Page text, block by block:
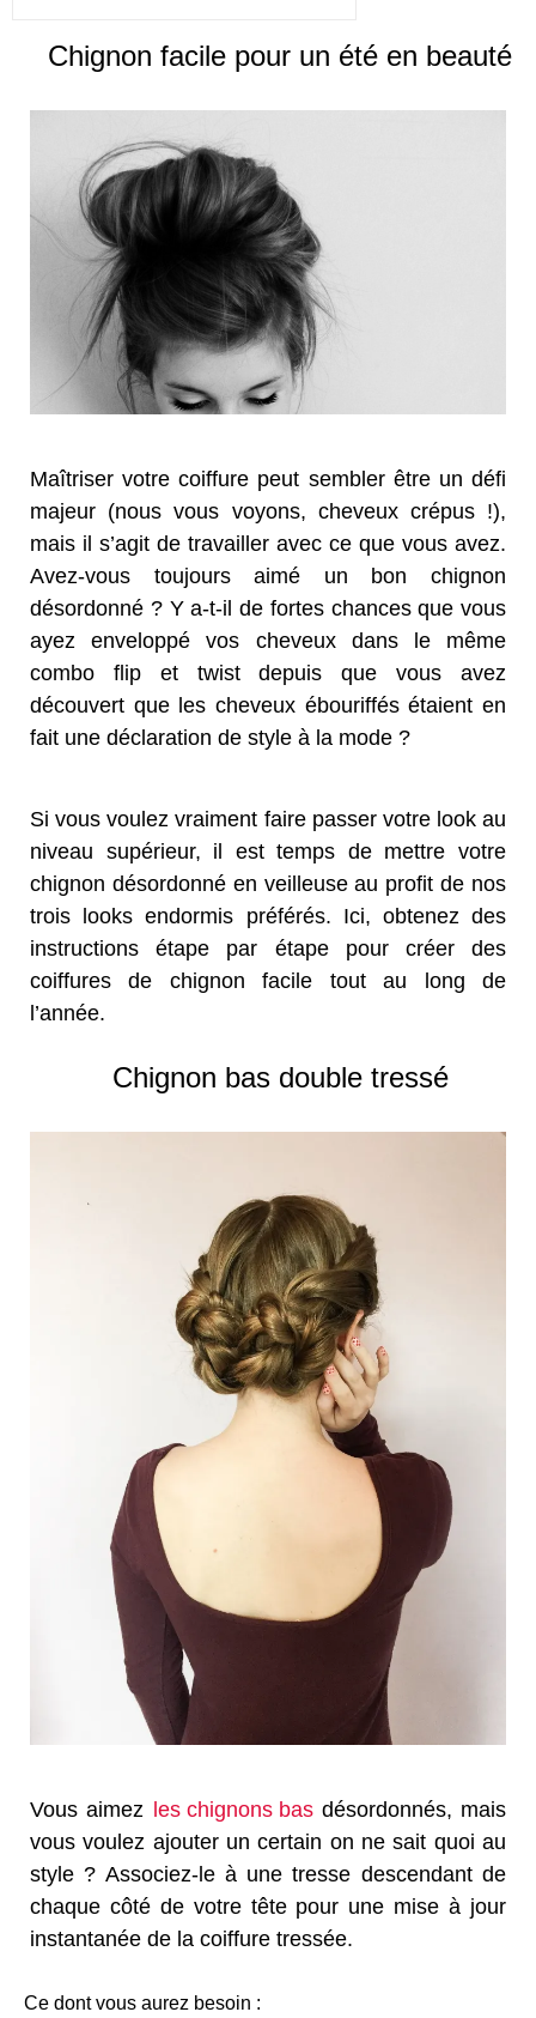
Chignon facile pour un été en beauté
Maîtriser votre coiffure peut sembler être un défi
majeur (nous vous voyons, cheveux crépus !),
mais il s’agit de travailler avec ce que vous avez.
Avez-vous toujours aimé un bon chignon
désordonné ? Y a-t-il de fortes chances que vous
ayez enveloppé vos cheveux dans le même
combo flip et twist depuis que vous avez
découvert que les cheveux ébouriffés étaient en
fait une déclaration de style à la mode ?
Si vous voulez vraiment faire passer votre look au
niveau supérieur, il est temps de mettre votre
chignon désordonné en veilleuse au profit de nos
trois looks endormis préférés. Ici, obtenez des
instructions étape par étape pour créer des
coiffures de chignon facile tout au long de
l’année.
Chignon bas double tressé
Vous aimez les chignons basdésordonnés, mais
vous voulez ajouter un certain on ne sait quoi au
style ? Associez-le à une tresse descendant de
chaque côté de votre tête pour une mise à jour
instantanée de la coiffure tressée.
Ce dont vous aurez besoin :